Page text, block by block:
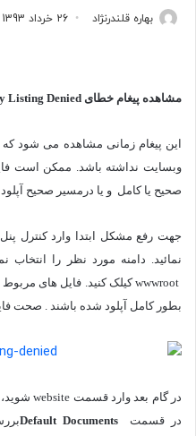
بهاره قلندرنژاد 26 خرداد 1393
مشاهده پیغام خطای Listing Denied
این پیغام زمانی مشاهده می
وبسایت نداشته باشد. ممکن است
صحیح یا کامل و یا درمسیر صحیح
جهت رفع مشکل ابتدا وارد کنترل
نمائید. دامنه مورد نظر را
wwwroot کیلک کنید. فایل های
بطور کامل آپلود شده باشند . صحت
در گام بعد وارد قسمت websiteشوید،
در قسمت
Default Documents